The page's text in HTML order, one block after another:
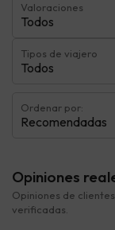
Valoraciones
Todos
Tipos de viajero
Todos
Ordenar por:
Recomendadas
Opiniones
Opiniones de
verificadas.